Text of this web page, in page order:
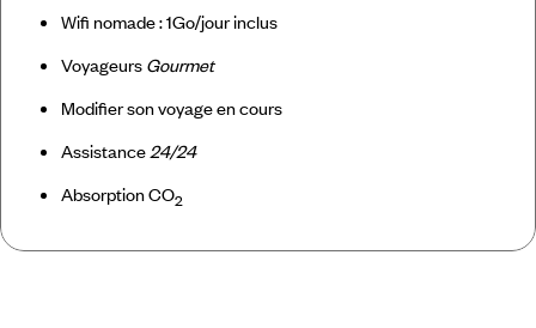
Wifi nomade : 1Go/jour inclus
Voyageurs Gourmet
Modifier son voyage en cours
Assistance24/24
Absorption CO2